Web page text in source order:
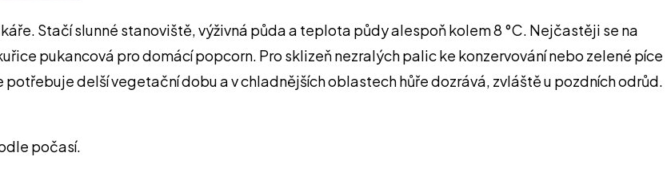
Stačí slunné stanoviště, výživná půda a teplota půdy alespoň kolem 8 °C. Nejčastěji se na
pukancová pro domácí popcorn. Pro sklizeň nezralých palic ke konzervování nebo zelené píce
delší vegetační dobu a v chladnějších oblastech hůře dozrává, zvláště u pozdních odrůd.
počasí.